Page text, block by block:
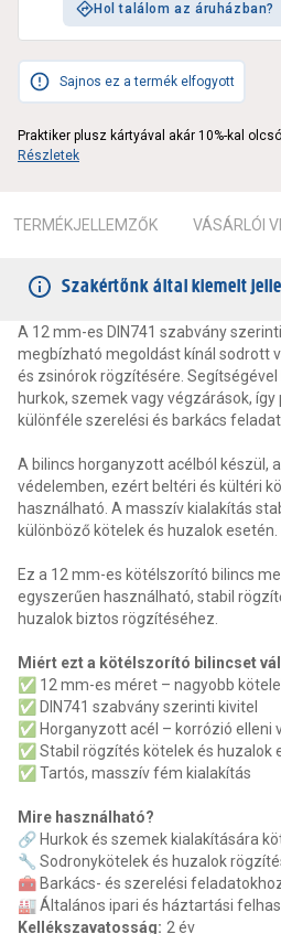
Hol találom az áruházban?
Sajnos ez a termék elfogyott
Praktiker plusz kártyával akár 10%-kal
Részletek
TERMÉKJELLEMZŐK VÁSÁRLÓI
Szakértőnk által kiemelt
A 12 mm-es DIN741 szabvány
megbízható megoldást kínál sodrott
és zsinórok rögzítésére.
hurkok, szemek vagy végzárások,
különféle szerelési és barkács
A bilincs horganyzott acélból készül,
védelemben, ezért beltéri és kültéri
használható. A masszív kialakítás
különböző kötelek és huzalok esetén.
Ez a 12 mm-es kötélszorító bilincs
egyszerűen használható, stabil
huzalok biztos rögzítéséhez.
Miért ezt a kötélszorító bilincset
✅ 12 mm-es méret – nagyobb
✅ DIN741 szabvány szerinti kivitel
✅ Horganyzott acél – korrózió elleni
✅ Stabil rögzítés kötelek és huzalok
✅ Tartós, masszív fém kialakítás
Mire használható?
🔗 Hurkok és szemek kialakítására
🔧 Sodronykötelek és huzalok
🧰 Barkács- és szerelési
🏭 Általános ipari és háztartási
Kellékszavatosság: 2 év